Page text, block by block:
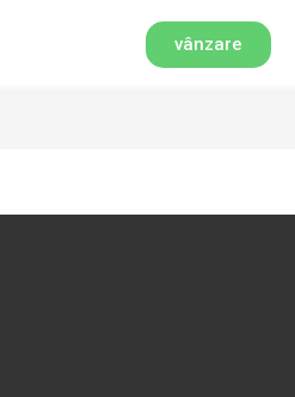
vânzare